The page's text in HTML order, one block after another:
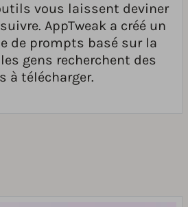
vous laissent deviner
AppTweak a créé un
de prompts basé sur la
gens recherchent des
à télécharger.